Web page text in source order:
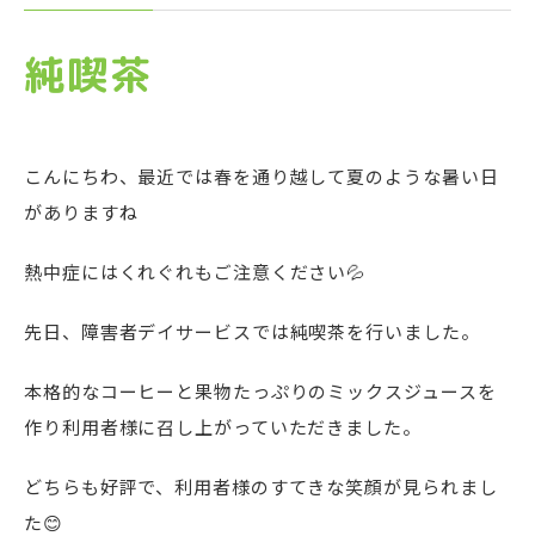
純喫茶
こんにちわ、最近では春を通り越して夏のような暑い日
がありますね
熱中症にはくれぐれもご注意ください💦
先日、障害者デイサービスでは純喫茶を行いました。
本格的なコーヒーと果物たっぷりのミックスジュースを
作り利用者様に召し上がっていただきました。
どちらも好評で、利用者様のすてきな笑顔が見られまし
た😊